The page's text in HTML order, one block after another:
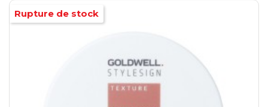
Rupture de stock